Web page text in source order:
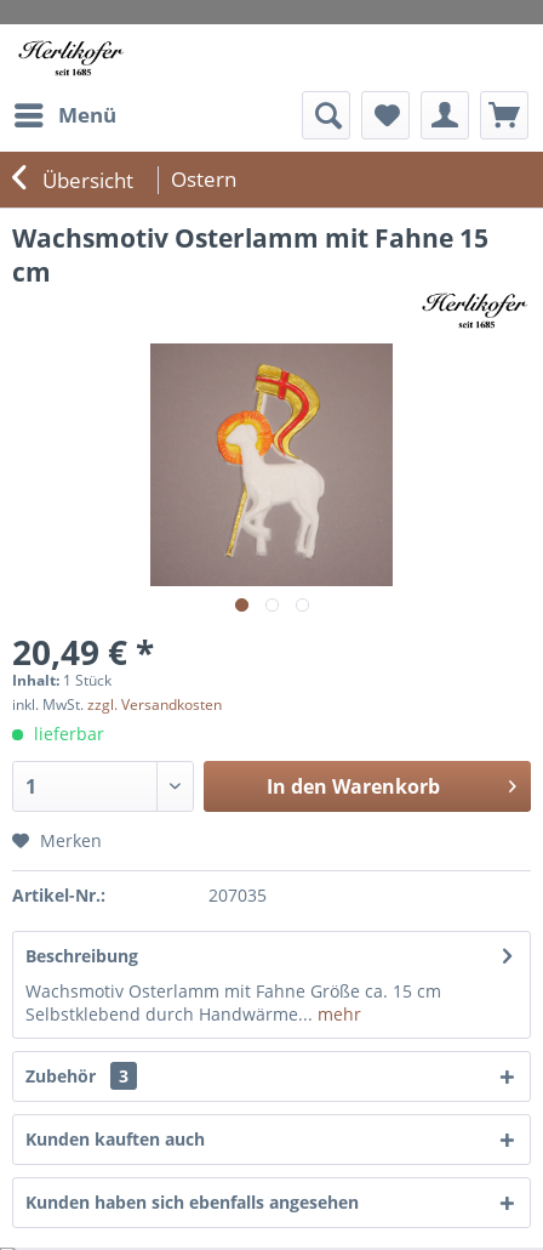
Menü
Übersicht Ostern
Wachsmotiv Osterlamm mit Fahne 15
cm
20,49 € *
Inhalt: 1 Stück
inkl. MwSt.zzgl. Versandkosten
lieferbar
In den Warenkorb
Merken
Artikel-Nr.: 207035
Beschreibung
Wachsmotiv Osterlamm mit Fahne Größe ca. 15 cm
Selbstklebend durch Handwärme... mehr
Zubehör 3
Kunden kauften auch
Kunden haben sich ebenfalls angesehen